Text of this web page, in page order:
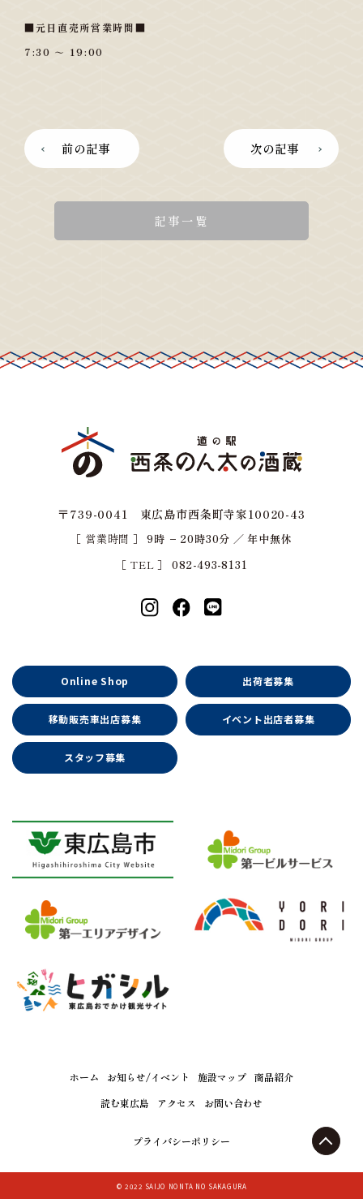
■元日 直売所営業時間■
7:30 ～ 19:00
前の記事 次の記事
記事一覧
〒739-0041 東広島市西条町寺家10020-43
［ 営業時間 ］
9時 − 20時30分 ／ 年中無休
［ TEL ］
082-493-8131
Online Shop 出荷者募集
移動販売車出店募集 イベント出店者募集
スタッフ募集
ホーム お知らせ/イベント 施設マップ 商品紹介
読む東広島
アクセス お問い合わせ
プライバシーポリシー
© 2022 SAIJO NONTA NO SAKAGURA